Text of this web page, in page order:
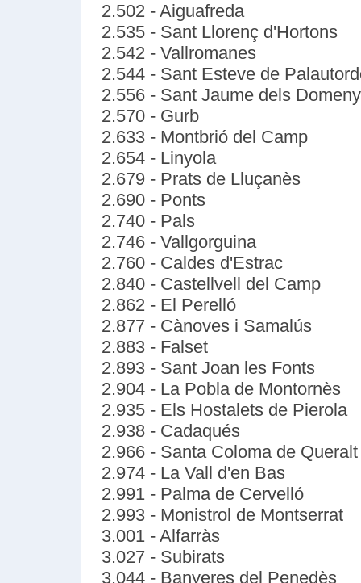
2.502 - Aiguafreda
2.535 - Sant Llorenç d'Hortons
2.542 - Vallromanes
2.544 - Sant Esteve de
2.556 - Sant Jaume dels
2.570 - Gurb
2.633 - Montbrió del Camp
2.654 - Linyola
2.679 - Prats de Lluçanès
2.690 - Ponts
2.740 - Pals
2.746 - Vallgorguina
2.760 - Caldes d'Estrac
2.840 - Castellvell del Camp
2.862 - El Perelló
2.877 - Cànoves i Samalús
2.883 - Falset
2.893 - Sant Joan les Fonts
2.904 - La Pobla de Montornès
2.935 - Els Hostalets de Pierola
2.938 - Cadaqués
2.966 - Santa Coloma de Queralt
2.974 - La Vall d'en Bas
2.991 - Palma de Cervelló
2.993 - Monistrol de Montserrat
3.001 - Alfarràs
3.027 - Subirats
3.044 - Banyeres del Penedès